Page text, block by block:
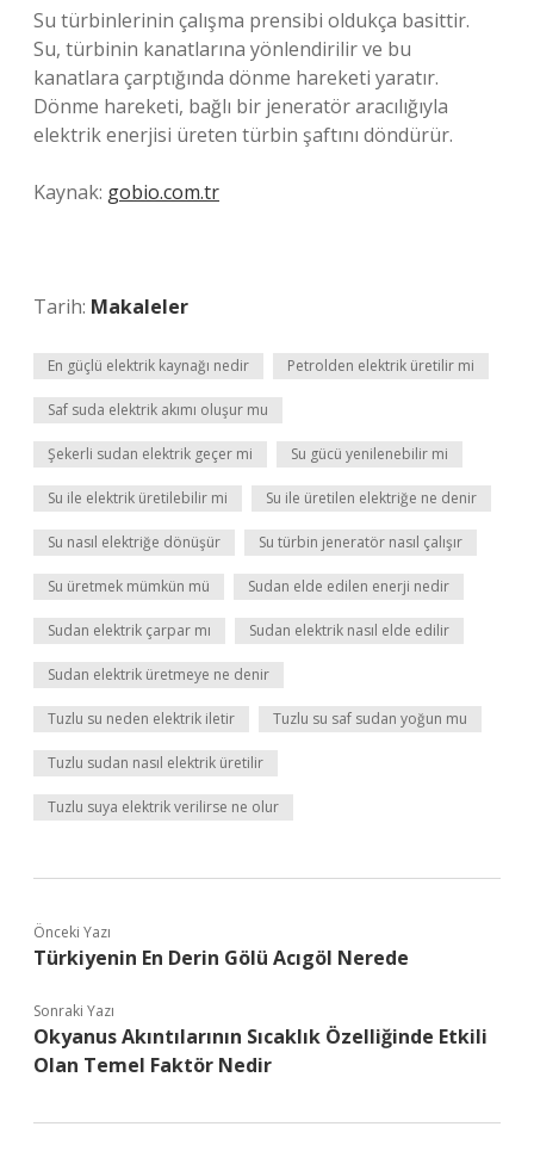
Su türbinlerinin çalışma prensibi oldukça basittir.
Su, türbinin kanatlarına yönlendirilir ve bu
kanatlara çarptığında dönme hareketi yaratır.
Dönme hareketi, bağlı bir jeneratör aracılığıyla
elektrik enerjisi üreten türbin şaftını döndürür.
Kaynak: gobio.com.tr
Tarih: Makaleler
En güçlü elektrik kaynağı nedir Petrolden elektrik üretilir mi
Saf suda elektrik akımı oluşur mu
Şekerli sudan elektrik geçer mi Su gücü yenilenebilir mi
Su ile elektrik üretilebilir mi Su ile üretilen elektriğe ne denir
Su nasıl elektriğe dönüşür Su türbin jeneratör nasıl çalışır
Su üretmek mümkün mü Sudan elde edilen enerji nedir
Sudan elektrik çarpar mı Sudan elektrik nasıl elde edilir
Sudan elektrik üretmeye ne denir
Tuzlu su neden elektrik iletir Tuzlu su saf sudan yoğun mu
Tuzlu sudan nasıl elektrik üretilir
Tuzlu suya elektrik verilirse ne olur
Önceki Yazı
Türkiyenin En Derin Gölü Acıgöl Nerede
Sonraki Yazı
Okyanus Akıntılarının Sıcaklık Özelliğinde Etkili
Olan Temel Faktör Nedir